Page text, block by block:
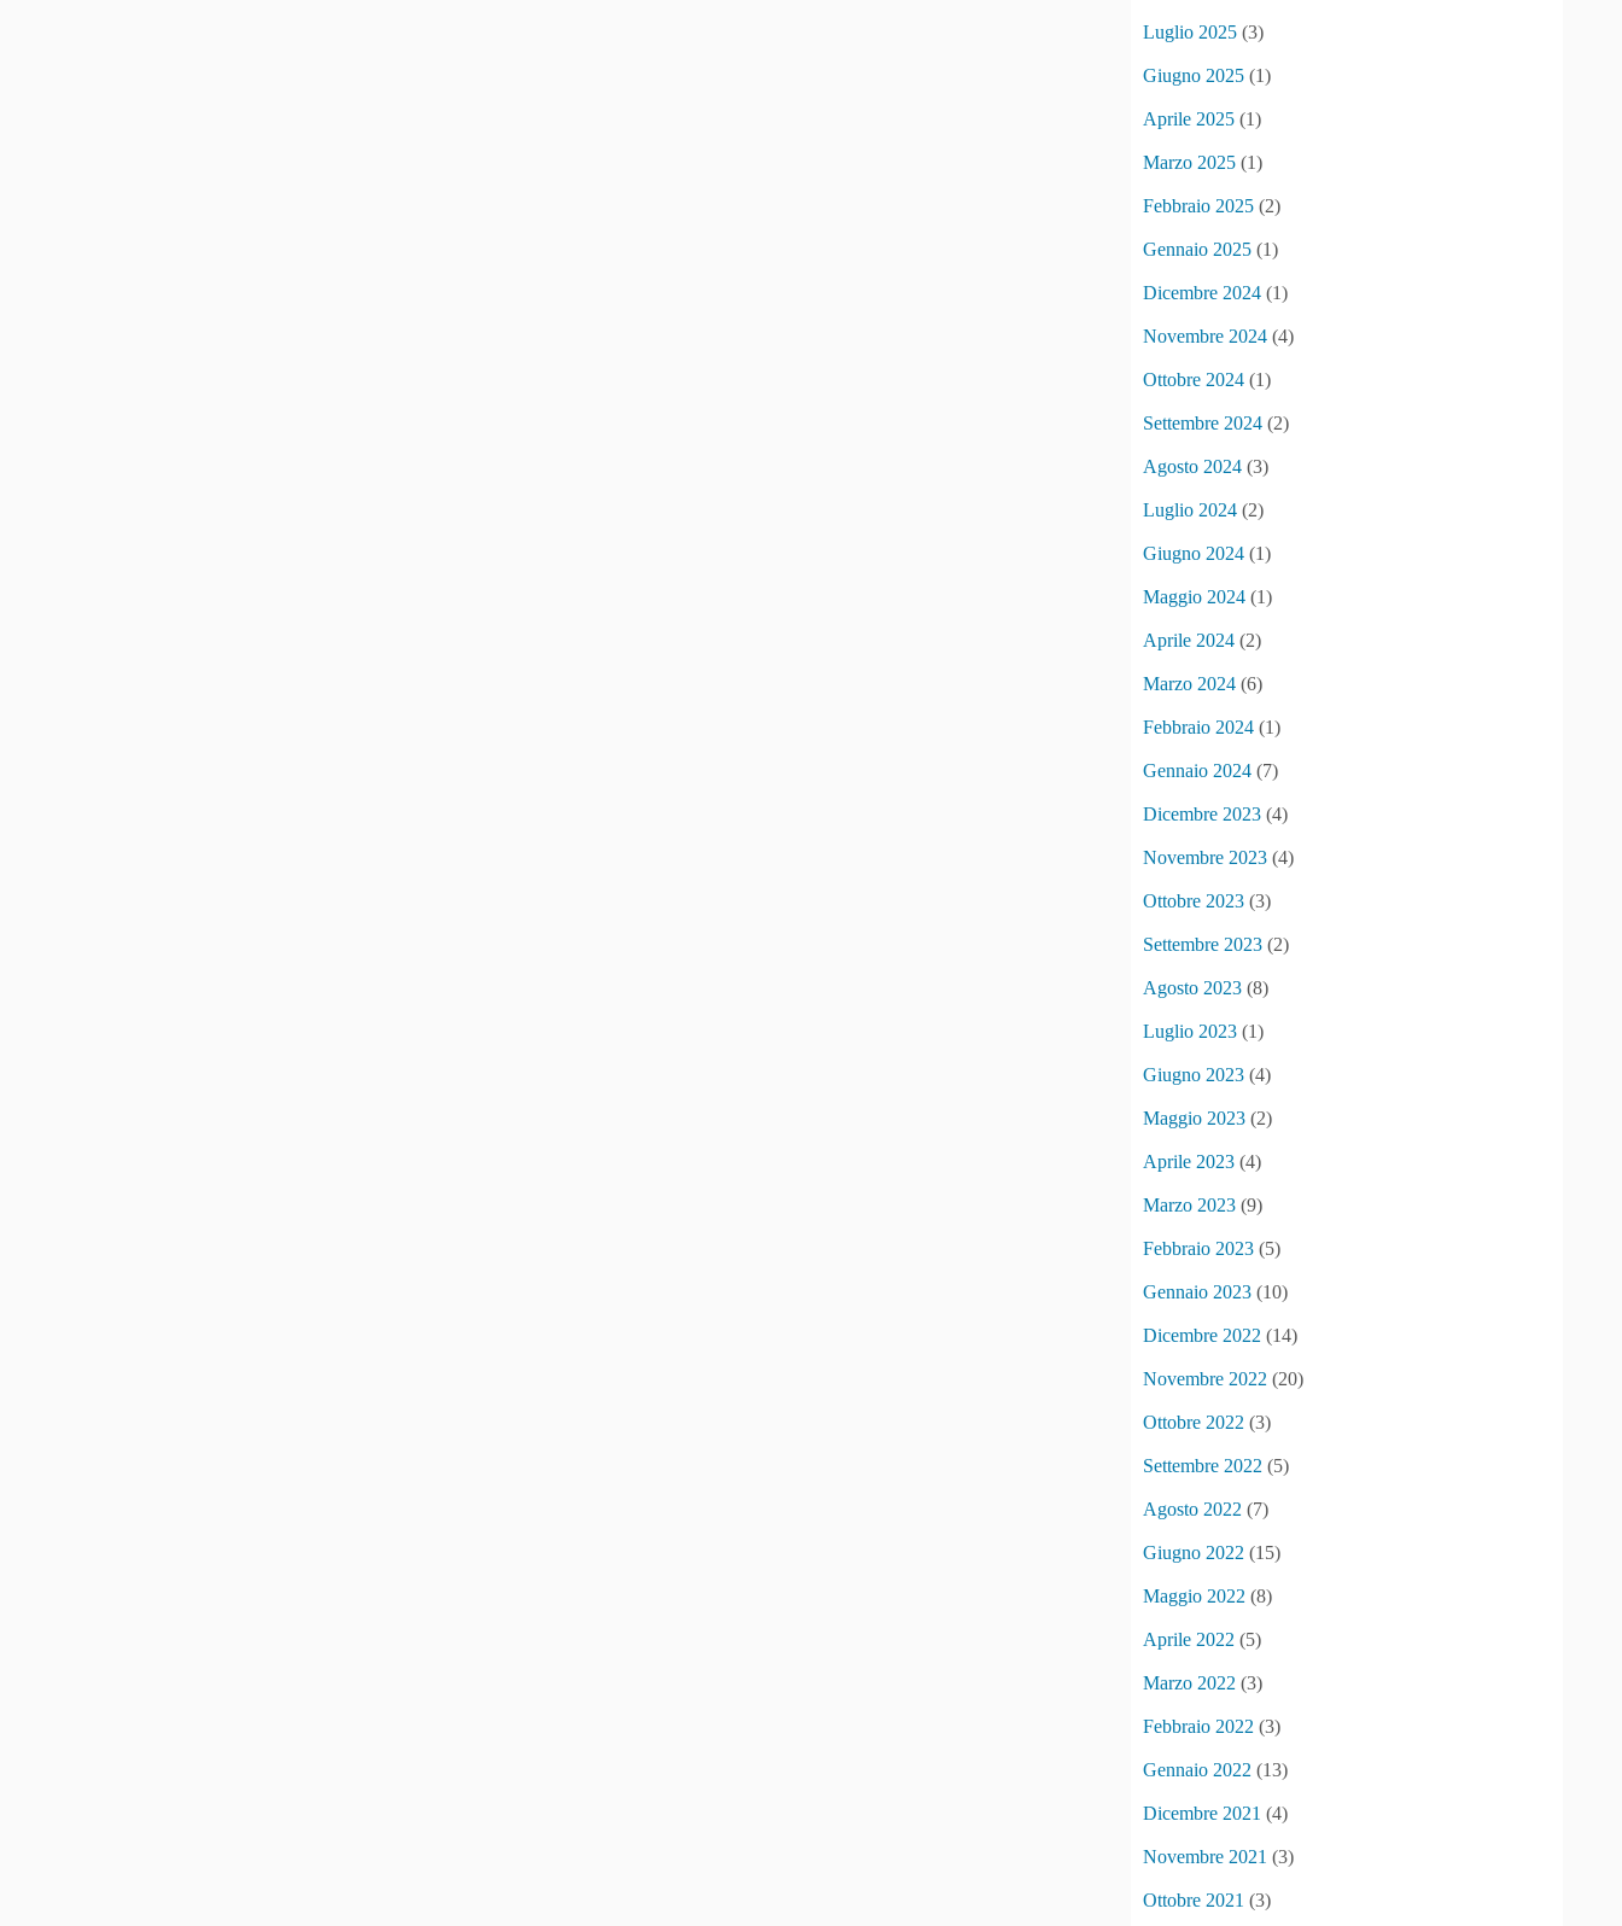
Luglio 2025 (3)
Giugno 2025 (1)
Aprile 2025 (1)
Marzo 2025 (1)
Febbraio 2025 (2)
Gennaio 2025 (1)
Dicembre 2024 (1)
Novembre 2024 (4)
Ottobre 2024 (1)
Settembre 2024 (2)
Agosto 2024 (3)
Luglio 2024 (2)
Giugno 2024 (1)
Maggio 2024 (1)
Aprile 2024 (2)
Marzo 2024 (6)
Febbraio 2024 (1)
Gennaio 2024 (7)
Dicembre 2023 (4)
Novembre 2023 (4)
Ottobre 2023 (3)
Settembre 2023 (2)
Agosto 2023 (8)
Luglio 2023 (1)
Giugno 2023 (4)
Maggio 2023 (2)
Aprile 2023 (4)
Marzo 2023 (9)
Febbraio 2023 (5)
Gennaio 2023 (10)
Dicembre 2022 (14)
Novembre 2022 (20)
Ottobre 2022 (3)
Settembre 2022 (5)
Agosto 2022 (7)
Giugno 2022 (15)
Maggio 2022 (8)
Aprile 2022 (5)
Marzo 2022 (3)
Febbraio 2022 (3)
Gennaio 2022 (13)
Dicembre 2021 (4)
Novembre 2021 (3)
Ottobre 2021 (3)